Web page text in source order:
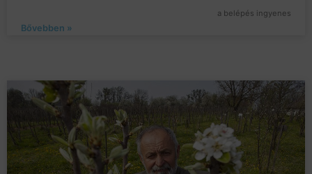
a belépés ingyenes
Bővebben »